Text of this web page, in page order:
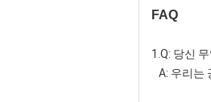
FAQ
1.Q: 당신
A: 우리는